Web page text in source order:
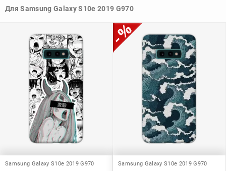
вашому стилю та особистому смаку.
Узагалі, чохол для телефону - це дуже корисний аксесуар, який
допомагає захистити ваш пристрій, зберегти його цінність і
додати зручності в користуванні.
Для Samsung Galaxy S10e 2019 G970
Samsung Galaxy S10e 2019 G970 Samsung Galaxy S10e 2019 G970